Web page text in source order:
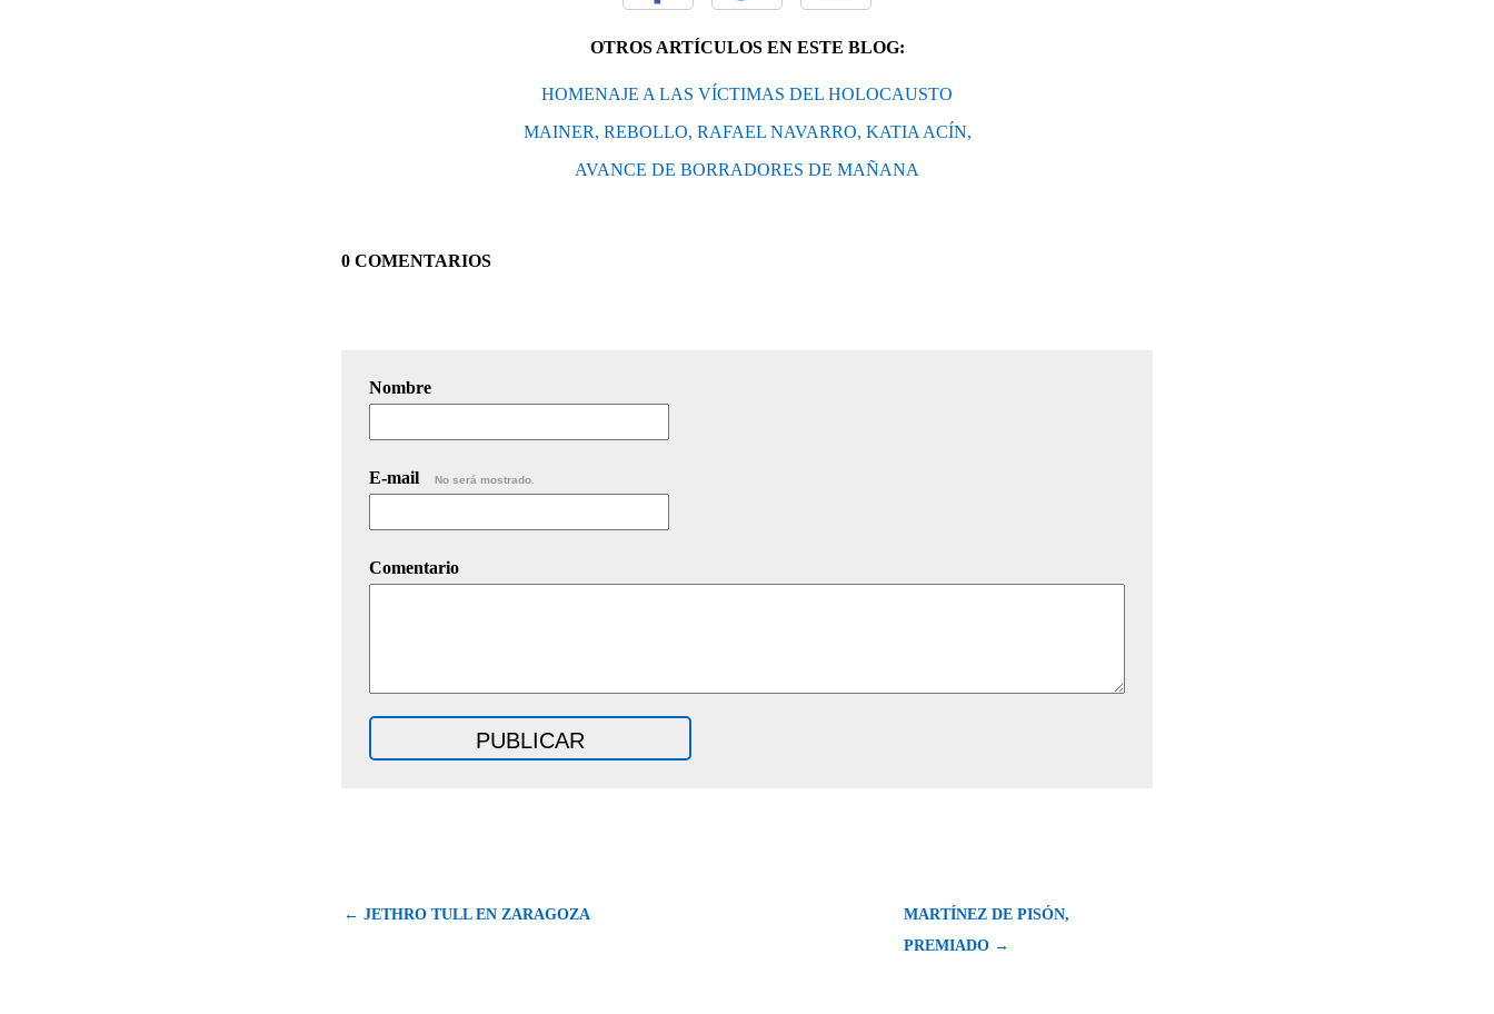
OTROS ARTÍCULOS EN ESTE BLOG:
HOMENAJE A LAS VÍCTIMAS DEL HOLOCAUSTO
MAINER, REBOLLO, RAFAEL NAVARRO, KATIA ACÍN,
AVANCE DE BORRADORES DE MAÑANA
0 COMENTARIOS
Nombre
E-mail No será mostrado.
Comentario
← JETHRO TULL EN ZARAGOZA
MARTÍNEZ DE PISÓN,
PREMIADO →